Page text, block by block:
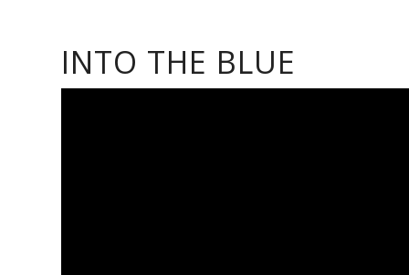
INTO THE BLUE